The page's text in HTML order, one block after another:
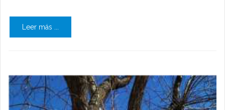
Leer más ...